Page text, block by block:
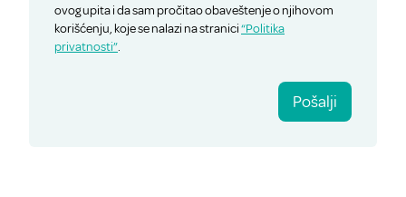
ovog upita i da sam pročitao obaveštenje o njihovom
korišćenju, koje se nalazi na stranici“Politika
privatnosti”.
Pošalji